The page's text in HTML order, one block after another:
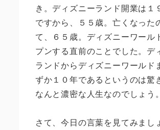
き。ディズニーランド開業は１
ですから、５５歳。亡くなった
て、６５歳。ディズニーワール
プンする直前のことでした。デ
ランドからディズニーワールド
ずか１０年であるというのは驚
なんと濃密な人生なのでしょう。
さて、今日の言葉を見てみまし